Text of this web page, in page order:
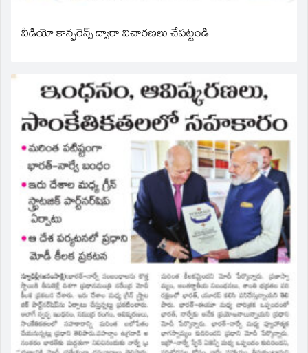
వీడియో కాన్ఫరెన్స్ ద్వారా విచారణలు చేపట్టండి